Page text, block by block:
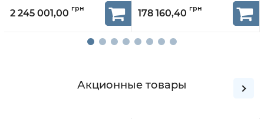
2 245 001,00 178 160,40
Акционные товары